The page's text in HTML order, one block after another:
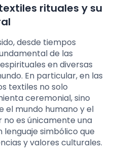
rituales y su
desde tiempos
de las
en diversas
En particular, en las
textiles no solo
ceremonial, sino
el mundo humano y el
no es únicamente una
lenguaje simbólico que
y valores culturales.